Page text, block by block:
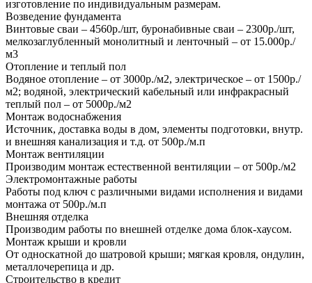
изготовление по индивидуальным размерам.
Возведение фундамента
Винтовые сваи – 4560р./шт, буронабивные сваи – 2300р./шт,
мелкозаглубленный монолитный и ленточный – от 15.000р./
м3
Отопление и теплый пол
Водяное отопление – от 3000р./м2, электрическое – от 1500р./
м2; водяной, электрический кабельный или инфракрасный
теплый пол – от 5000р./м2
Монтаж водоснабжения
Источник, доставка воды в дом, элементы подготовки, внутр.
и внешняя канализация и т.д. от 500р./м.п
Монтаж вентиляции
Производим монтаж естественной вентиляции – от 500р./м2
Электромонтажные работы
Работы под ключ с различными видами исполнения и видами
монтажа от 500р./м.п
Внешняя отделка
Производим работы по внешней отделке дома блок-хаусом.
Монтаж крыши и кровли
От односкатной до шатровой крыши; мягкая кровля, ондулин,
металлочерепица и др.
Строительство в кредит